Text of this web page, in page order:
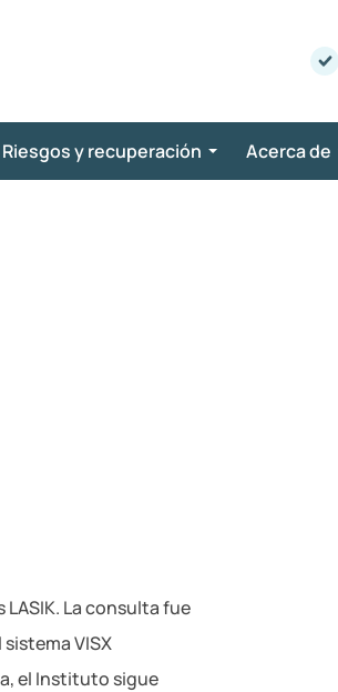
Riesgos y recuperación Acerca de
La consulta fue
VISX
el Instituto sigue